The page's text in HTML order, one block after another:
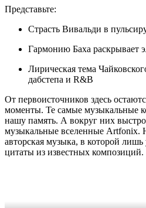
Представьте:
Страсть Вивальди в
Гармонию Баха раскрывает
Лирическая тема
дабстепа и R&B
От первоисточников здесь
моменты. Те самые музыкальные
нашу память. А вокруг них
музыкальные вселенные Artfonix.
авторская музыка, в которой
цитаты из известных композиций.